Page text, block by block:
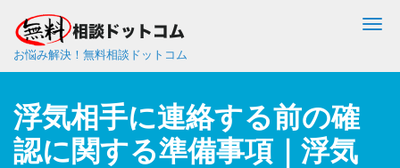
お悩み解決！無料相談ドットコム
浮気相手に連絡する前の確
認に関する準備事項｜浮気